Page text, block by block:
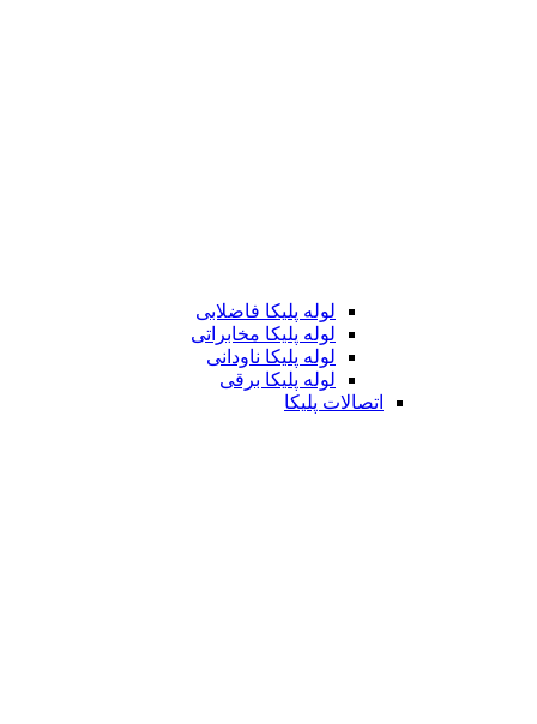
لوله پلیکا فاضلابی
لوله پلیکا مخابراتی
لوله پلیکا ناودانی
لوله پلیکا برقی
اتصالات پلیکا